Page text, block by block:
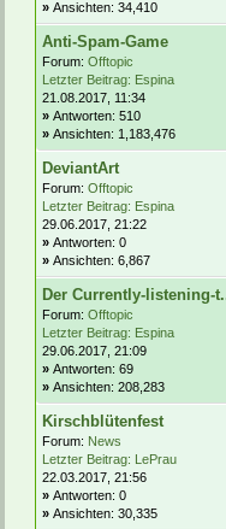
» Ansichten: 34,410
Anti-Spam-Game
Forum: Offtopic
Letzter Beitrag: Espina
21.08.2017, 11:34
» Antworten: 510
» Ansichten: 1,183,476
DeviantArt
Forum: Offtopic
Letzter Beitrag: Espina
29.06.2017, 21:22
» Antworten: 0
» Ansichten: 6,867
Der Currently-listening-
Forum: Offtopic
Letzter Beitrag: Espina
29.06.2017, 21:09
» Antworten: 69
» Ansichten: 208,283
Kirschblütenfest
Forum: News
Letzter Beitrag: LePrau
22.03.2017, 21:56
» Antworten: 0
» Ansichten: 30,335